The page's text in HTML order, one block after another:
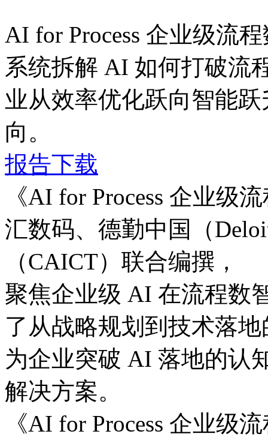
AI for Process 企业级流
系统拆解 AI 如何打破流程
业从效率优化跃向智能跃
向。
报告下载
《AI for Process 企业级
汇数码、德勤中国（
（CAICT）联合编撰，
聚焦企业级 AI 在流程数智
了从战略规划到技术落地
为企业突破 AI 落地的认
解决方案。
《AI for Process 企业级